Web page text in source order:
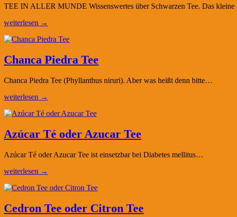
TEE IN ALLER MUNDE Wissenswertes über Schwarzen Tee. Das kleine
weiterlesen →
Chanca Piedra Tee
Chanca Piedra Tee (Phyllanthus niruri). Aber was heißt denn bitte…
weiterlesen →
Azúcar Té oder Azucar Tee
Azúcar Té oder Azucar Tee ist einsetzbar bei Diabetes mellitus…
weiterlesen →
Cedron Tee oder Citron Tee